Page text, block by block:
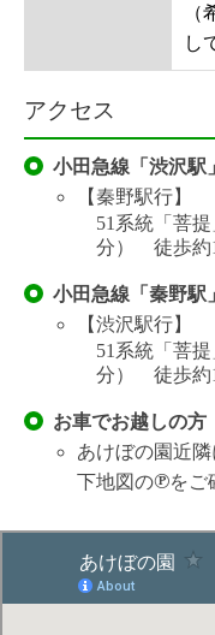
し
アクセス
小田急線「渋沢駅
【秦野駅行】
51系統「菩
分） 徒歩約
小田急線「秦野駅
【渋沢駅行】
51系統「菩
分） 徒歩約
お車でお越しの方
あけぼの園近
下地図の℗をご